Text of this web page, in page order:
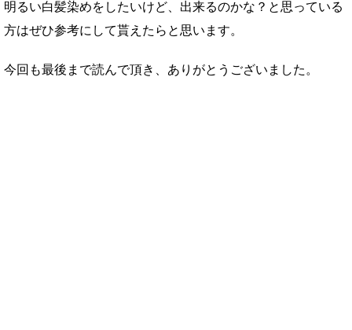
明るい白髪染めをしたいけど、出来るのかな？と思っている
方はぜひ参考にして貰えたらと思います。
今回も最後まで読んで頂き、ありがとうございました。